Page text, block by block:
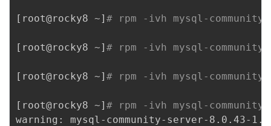
[ root@rocky8 ~] # rpm -ivh mysql-
[ root@rocky8 ~] # rpm -ivh mysql-
[ root@rocky8 ~] # rpm -ivh mysql-
[ root@rocky8 ~] # rpm -ivh mysql-
warning: mysql-community-server-8.0.43-